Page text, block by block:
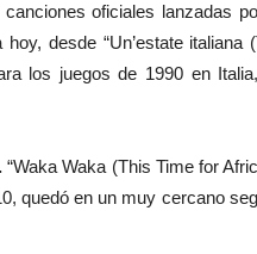
oficiales lanzadas
desde “Un’estate italiana
los juegos de 1990 en
“Waka Waka (This Time for
quedó en un muy cercano